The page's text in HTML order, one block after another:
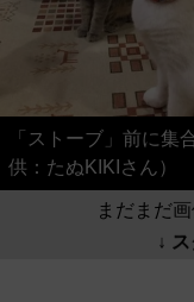
「ストーブ」前に集
供：たぬKIKIさん）
まだまだ
↓